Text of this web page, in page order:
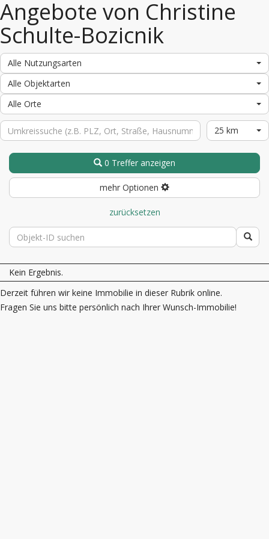
Angebote von Christine
Schulte-Bozicnik
Alle Nutzungsarten
Alle Objektarten
Alle Orte
25 km
0 Treffer anzeigen
mehr Optionen
zurücksetzen
Kein Ergebnis.
Derzeit führen wir keine Immobilie in dieser Rubrik online.
Fragen Sie uns bitte persönlich nach Ihrer Wunsch-Immobilie!